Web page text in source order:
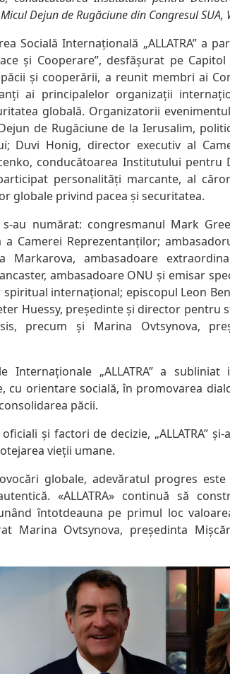
Dejun de Rugăciune din Congresul SUA,
Socială Internațională „ALLATRA” a
și Cooperare”, desfășurat pe
și cooperării, a reunit membri ai
ai principalelor organizații
globală. Organizatorii
de Rugăciune de la Ierusalim,
Duvi Honig, director executiv al
conducătoarea Institutului pentru
personalități marcante, al
globale privind pacea și securitatea.
au numărat: congresmanul Mark
Camerei Reprezentanților;
Markarova, ambasadoare
ambasadoare ONU și emisar
spiritual internațional; episcopul Leon
Huessy, președinte și director pentru
precum și Marina Ovtsynova,
Internaționale „ALLATRA” a
cu orientare socială, în promovarea
păcii.
și factori de decizie, „ALLATRA”
vieții umane.
globale, adevăratul progres
«ALLATRA» continuă să
întotdeauna pe primul loc
Marina Ovtsynova, președinta